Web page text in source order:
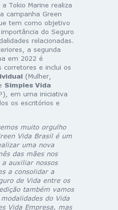
Tokio Marine realiza
campanha Green
tem como objetivo
do Seguro
relacionadas.
a segunda
em 2022 é
corretores e inclui os
(Mulher,
Simples Vida
em uma iniciativa
os escritórios e
muito orgulho
Vida Brasil é um
uma nova
das mães nos
auxiliar nossos
a consolidar a
de Vida entre os
também vamos
do Vida
Vida Empresa, mas